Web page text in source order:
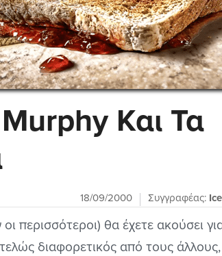
Και Τα
18/09/2000 Συγγραφέας:
περισσότεροι) θα έχετε ακούσει
διαφορετικός από τους